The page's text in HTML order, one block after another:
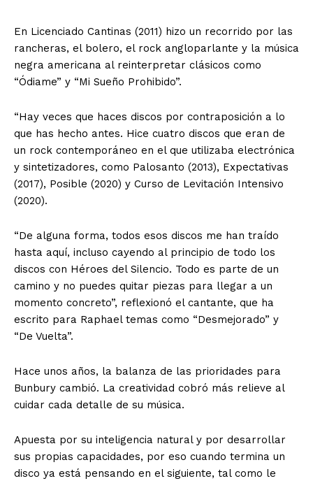
En Licenciado Cantinas (2011) hizo un recorrido por las
rancheras, el bolero, el rock angloparlante y la música
negra americana al reinterpretar clásicos como
“Ódiame” y “Mi Sueño Prohibido”.
“Hay veces que haces discos por contraposición a lo
que has hecho antes. Hice cuatro discos que eran de
un rock contemporáneo en el que utilizaba electrónica
y sintetizadores, como Palosanto (2013), Expectativas
(2017), Posible (2020) y Curso de Levitación Intensivo
(2020).
“De alguna forma, todos esos discos me han traído
hasta aquí, incluso cayendo al principio de todo los
discos con Héroes del Silencio. Todo es parte de un
camino y no puedes quitar piezas para llegar a un
momento concreto”, reflexionó el cantante, que ha
escrito para Raphael temas como “Desmejorado” y
“De Vuelta”.
Hace unos años, la balanza de las prioridades para
Bunbury cambió. La creatividad cobró más relieve al
cuidar cada detalle de su música.
Apuesta por su inteligencia natural y por desarrollar
sus propias capacidades, por eso cuando termina un
disco ya está pensando en el siguiente, tal como le